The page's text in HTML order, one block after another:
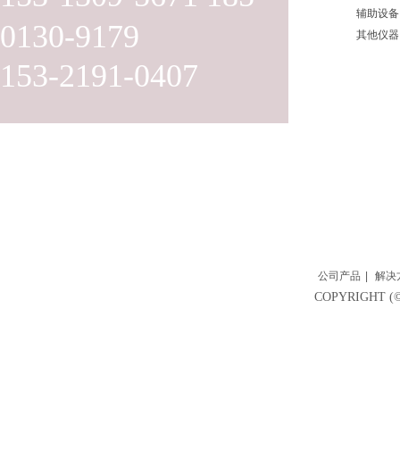
0130-9179
153-2191-0407
辅助设备
其他仪器
公司产品 解决
COPYRIGHT